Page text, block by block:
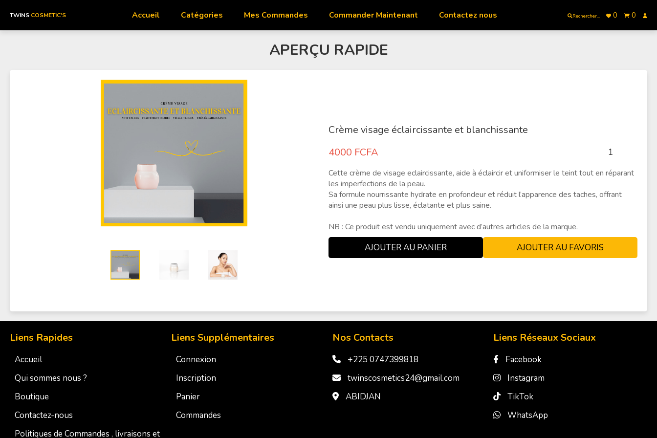
TWINS COSMETIC'S Accueil Catégories Mes Commandes Commander Maintenant Contactez nous Rechercher... 0 0
APERÇU RAPIDE
Crème visage éclaircissante et blanchissante
4000 FCFA
Cette crème de visage eclaircissante, aide à éclaircir et uniformiser le teint tout en réparant
les imperfections de la peau.
Sa formule nourrissante hydrate en profondeur et réduit l’apparence des taches, offrant
ainsi une peau plus lisse, éclatante et plus saine.
Liens Rapides
Accueil
Qui sommes nous ?
Boutique
Contactez-nous
Politiques de Commandes , livraisons et
Liens Supplémentaires
Connexion
Inscription
Panier
Commandes
Nos Contacts
+225 0747399818
twinscosmetics24@gmail.com
ABIDJAN
Liens Réseaux Sociaux
Facebook
Instagram
TikTok
WhatsApp